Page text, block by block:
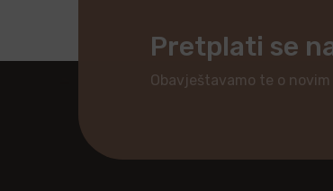
Pretplati se
Obavještavamo te o